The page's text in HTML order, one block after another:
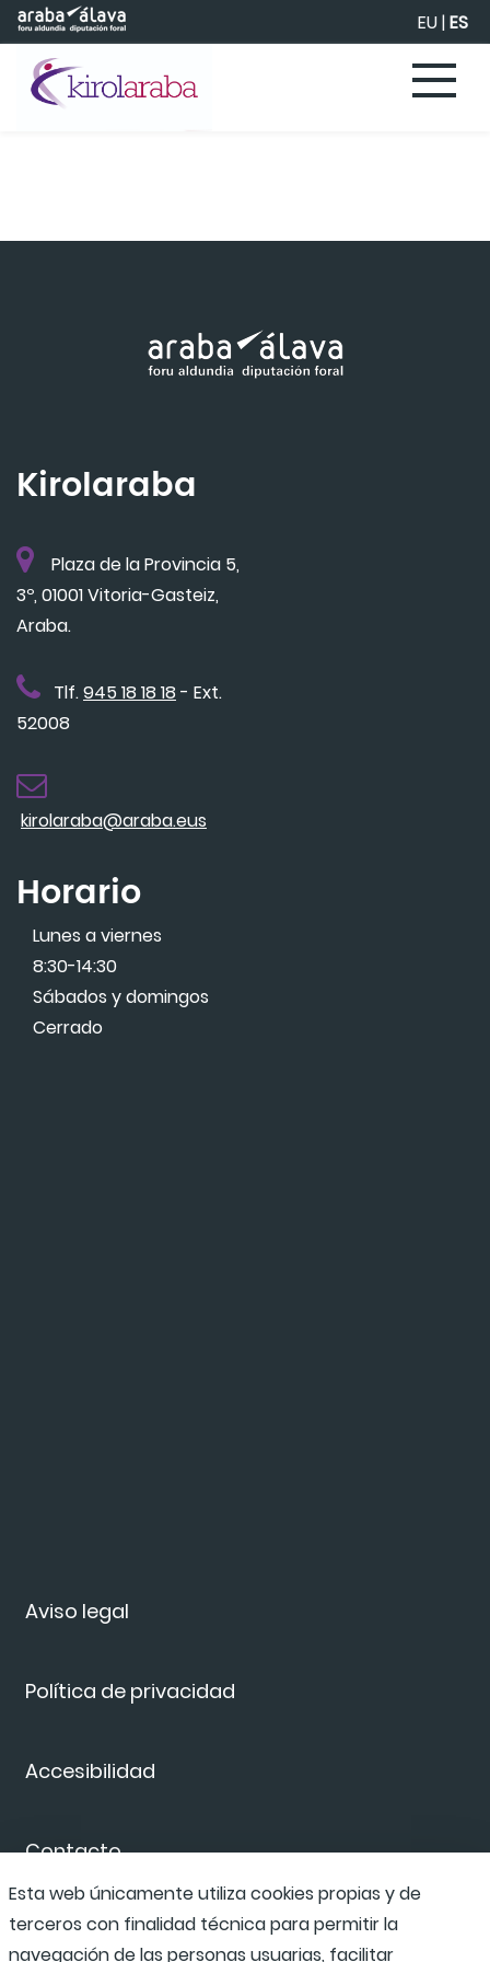
Saltar al contenido principal EU|ES
Aviso legal
Política de privacidad
Accesibilidad
Contacto
Canal de denuncias
Kirolaraba
Plaza de la Provincia 5,
3º, 01001 Vitoria-Gasteiz,
Araba.
Tlf.945 18 18 18 - Ext.
52008
kirolaraba@araba.eus
Horario
Lunes a viernes
8:30-14:30
Sábados y domingos
Cerrado
Esta web únicamente utiliza cookies propias y de
terceros con finalidad técnica para permitir la
navegación de las personas usuarias, facilitar